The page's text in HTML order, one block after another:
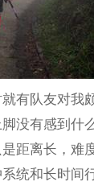
有队友对我
没有感到什
距离长，难
统和长时间